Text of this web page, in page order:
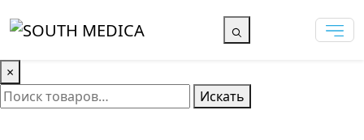
×
Искать